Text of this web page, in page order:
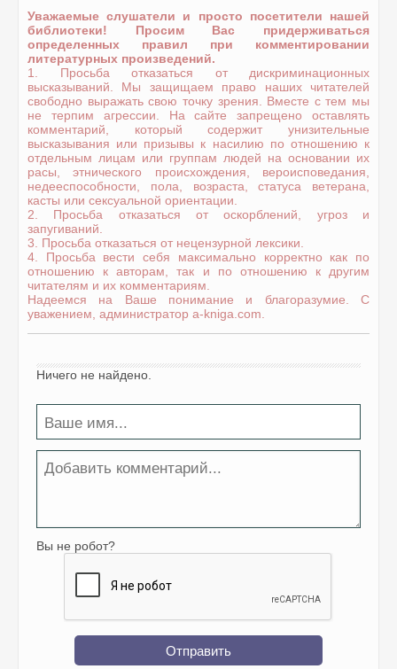
Уважаемые слушатели и просто посетители нашей
библиотеки! Просим Вас придерживаться
определенных правил при комментировании
литературных произведений.
1. Просьба отказаться от дискриминационных
высказываний. Мы защищаем право наших читателей
свободно выражать свою точку зрения. Вместе с тем мы
не терпим агрессии. На сайте запрещено оставлять
комментарий, который содержит унизительные
высказывания или призывы к насилию по отношению к
отдельным лицам или группам людей на основании их
расы, этнического происхождения, вероисповедания,
недееспособности, пола, возраста, статуса ветерана,
касты или сексуальной ориентации.
2. Просьба отказаться от оскорблений, угроз и
запугиваний.
3. Просьба отказаться от нецензурной лексики.
4. Просьба вести себя максимально корректно как по
отношению к авторам, так и по отношению к другим
читателям и их комментариям.
Надеемся на Ваше понимание и благоразумие. С
уважением, администратор a-kniga.com.
Ничего не найдено.
Вы не робот?
Отправить